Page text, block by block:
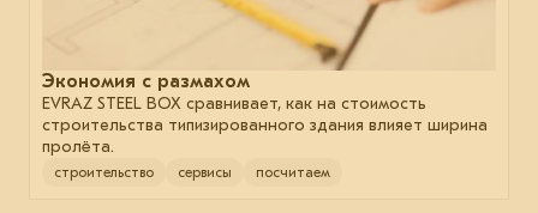
Экономия с размахом
EVRAZ STEEL BOX сравнивает, как на стоимость
строительства типизированного здания влияет ширина
пролёта.
строительство сервисы посчитаем